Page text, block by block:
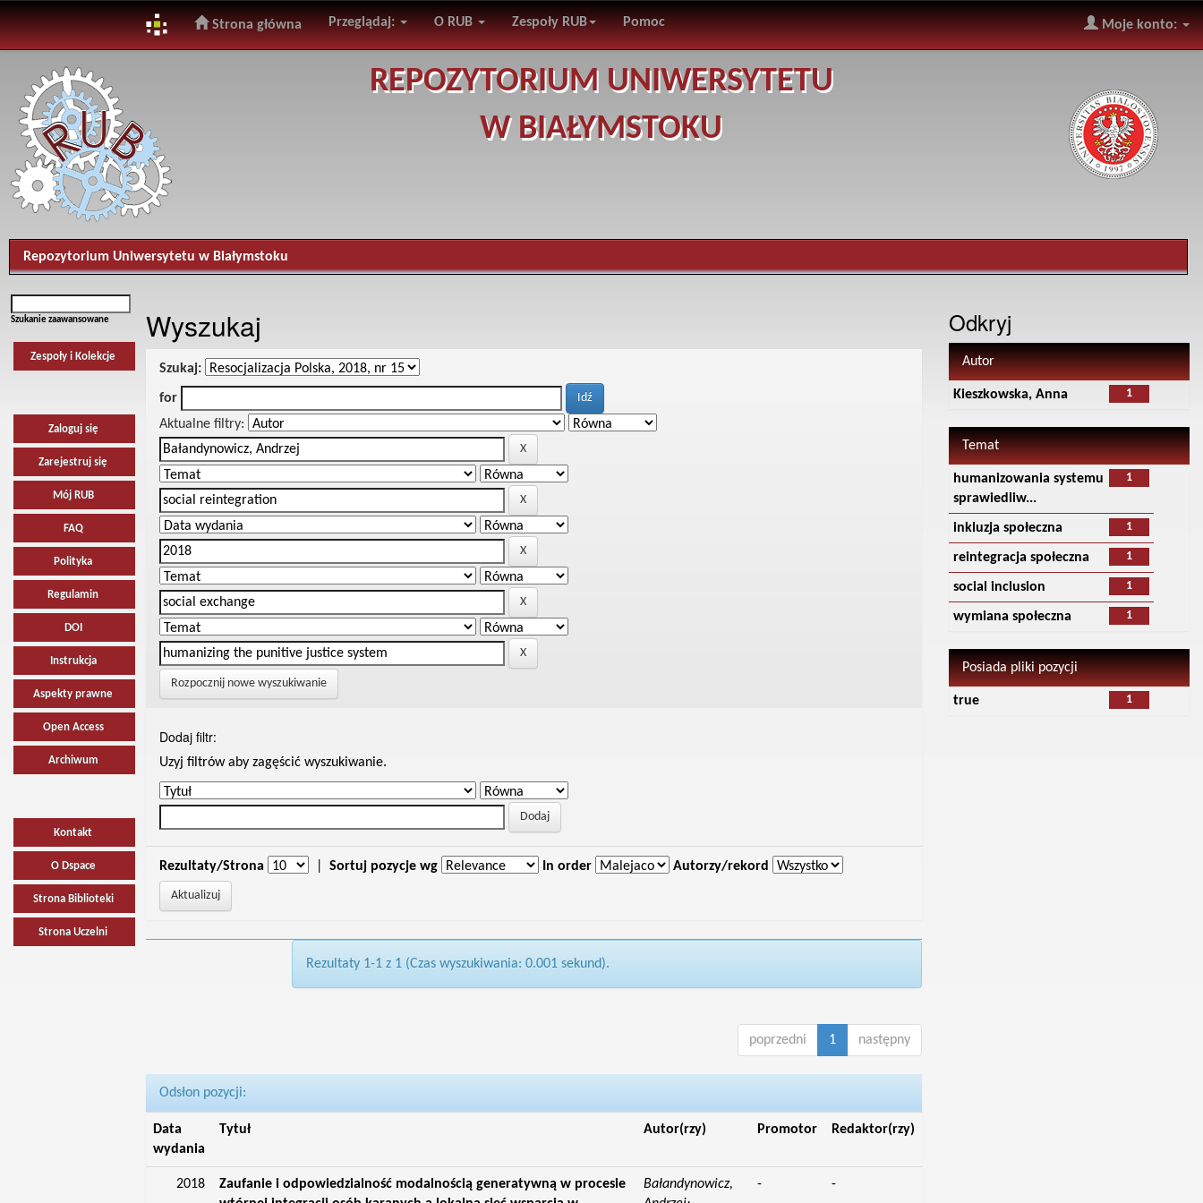
navigation
Strona główna Przeglądaj: O RUB Zespoły RUB Pomoc Moje konto:
REPOZYTORIUM UNIWERSYTETU
W BIAŁYMSTOKU
Repozytorium Uniwersytetu w Białymstoku
Szukanie zaawansowane
Zespoły i Kolekcje
Zaloguj się
Zarejestruj się
Mój RUB
FAQ
Polityka
Regulamin
DOI
Instrukcja
Aspekty prawne
Open Access
Archiwum
Kontakt
O Dspace
Strona Biblioteki
Strona Uczelni
Wyszukaj
Szukaj:
for
Aktualne filtry:
Rozpocznij nowe wyszukiwanie
Dodaj filtr:
Uzyj filtrów aby zagęścić wyszukiwanie.
Rezultaty/Strona Sortuj pozycje wg In order Autorzy/rekord
Rezultaty 1-1 z 1 (Czas wyszukiwania: 0.001 sekund).
poprzedni 1 następny
Odsłon pozycji:
Data
wydania
Tytuł Autor(rzy) Promotor Redaktor(rzy)
2018
Zaufanie i odpowiedzialność modalnością generatywną w procesie
Bałandynowicz,
- -
Odkryj
Autor
1
Kieszkowska, Anna
Temat
1
humanizowania systemu
sprawiedliw...
1
inkluzja społeczna
1
reintegracja społeczna
1
social inclusion
1
wymiana społeczna
Posiada pliki pozycji
1
true